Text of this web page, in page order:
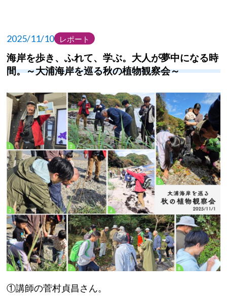
2025/11/10 レポート
海岸を歩き、ふれて、学ぶ。大人が夢中になる時
間。～大浦海岸を巡る秋の植物観察会～
①講師の菅村貞昌さん。